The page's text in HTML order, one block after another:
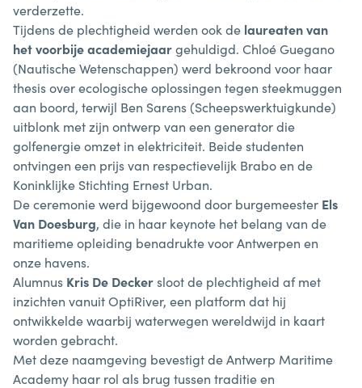
verderzette.
Tijdens de plechtigheid werden ook de laureaten van
het voorbije academiejaargehuldigd. Chloé Guegano
(Nautische Wetenschappen) werd bekroond voor haar
thesis over ecologische oplossingen tegen steekmuggen
aan boord, terwijl Ben Sarens (Scheepswerktuigkunde)
uitblonk met zijn ontwerp van een generator die
golfenergie omzet in elektriciteit. Beide studenten
ontvingen een prijs van respectievelijk Brabo en de
Koninklijke Stichting Ernest Urban.
De ceremonie werd bijgewoond door burgemeester Els
Van Doesburg, die in haar keynote het belang van de
maritieme opleiding benadrukte voor Antwerpen en
onze havens.
Alumnus Kris De Deckersloot de plechtigheid af met
inzichten vanuit OptiRiver, een platform dat hij
ontwikkelde waarbij waterwegen wereldwijd in kaart
worden gebracht.
Met deze naamgeving bevestigt de Antwerp Maritime
Academy haar rol als brug tussen traditie en